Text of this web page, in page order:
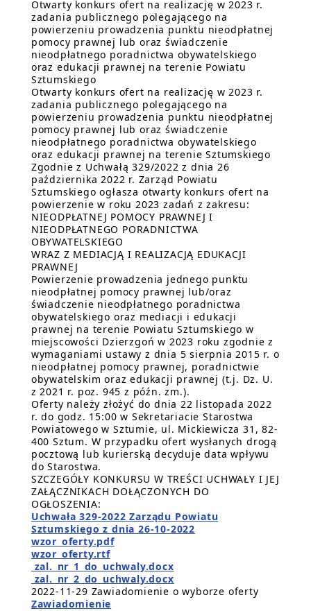
Otwarty konkurs ofert na realizację w 2023 r.
zadania publicznego polegającego na
powierzeniu prowadzenia punktu nieodpłatnej
pomocy prawnej lub oraz świadczenie
nieodpłatnego poradnictwa obywatelskiego
oraz edukacji prawnej na terenie Powiatu
Sztumskiego
Otwarty konkurs ofert na realizację w 2023 r.
zadania publicznego polegającego na
powierzeniu prowadzenia punktu nieodpłatnej
pomocy prawnej lub oraz świadczenie
nieodpłatnego poradnictwa obywatelskiego
oraz edukacji prawnej na terenie Sztumskiego
Zgodnie z Uchwałą 329/2022 z dnia 26
października 2022 r. Zarząd Powiatu
Sztumskiego ogłasza otwarty konkurs ofert na
powierzenie w roku 2023 zadań z zakresu:
NIEODPŁATNEJ POMOCY PRAWNEJ I
NIEODPŁATNEGO PORADNICTWA
OBYWATELSKIEGO
WRAZ Z MEDIACJĄ I REALIZACJĄ EDUKACJI
PRAWNEJ
Powierzenie prowadzenia jednego punktu
nieodpłatnej pomocy prawnej lub/oraz
świadczenie nieodpłatnego poradnictwa
obywatelskiego oraz mediacji i edukacji
prawnej na terenie Powiatu Sztumskiego w
miejscowości Dzierzgoń w 2023 roku zgodnie z
wymaganiami ustawy z dnia 5 sierpnia 2015 r. o
nieodpłatnej pomocy prawnej, poradnictwie
obywatelskim oraz edukacji prawnej (t.j. Dz. U.
z 2021 r. poz. 945 z późn. zm.).
Oferty należy złożyć do dnia 22 listopada 2022
r. do godz. 15:00 w Sekretariacie Starostwa
Powiatowego w Sztumie, ul. Mickiewicza 31, 82-
400 Sztum. W przypadku ofert wysłanych drogą
pocztową lub kurierską decyduje data wpływu
do Starostwa.
SZCZEGÓŁY KONKURSU W TREŚCI UCHWAŁY I JEJ
ZAŁĄCZNIKACH DOŁĄCZONYCH DO
OGŁOSZENIA:
Uchwała 329-2022 Zarządu Powiatu
Sztumskiego z dnia 26-10-2022
wzor_oferty.pdf
wzor_oferty.rtf
zal._nr_1_do_uchwaly.docx
zal._nr_2_do_uchwaly.docx
2022-11-29 Zawiadomienie o wyborze oferty
Zawiadomienie